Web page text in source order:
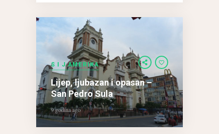
Lijep,
ljubazan
opasan
–
San
Pedro
S I J AMERIKA
Lijep, ljubazan i opasan –
San Pedro Sula
9 godina ago